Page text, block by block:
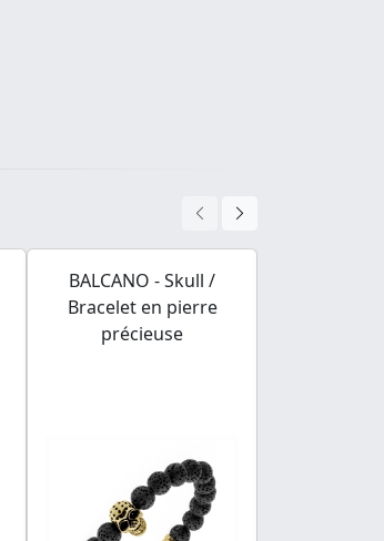
BALCANO - Skull /
Bracelet en pierre
précieuse